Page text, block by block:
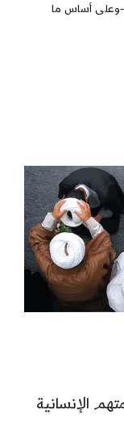
-وعلى أساس ما
الإنسانية